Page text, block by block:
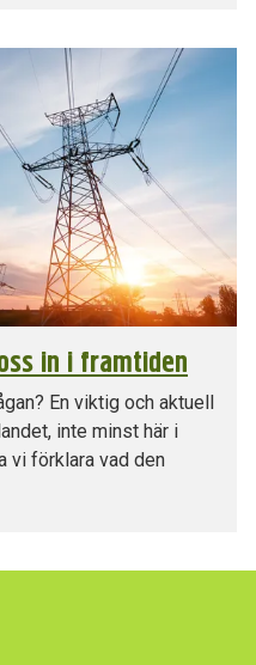
in i framtiden
En viktig och aktuell
inte minst här i
vi förklara vad den